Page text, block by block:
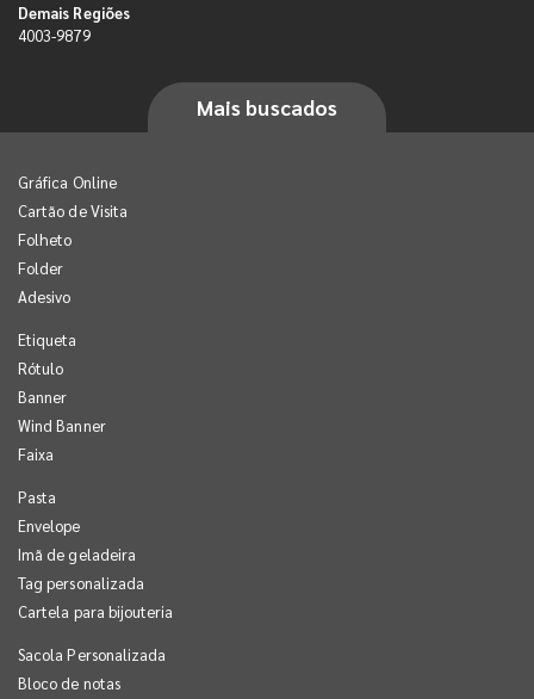
Demais Regiões
4003-9879
Mais buscados
Gráfica Online
Cartão de Visita
Folheto
Folder
Adesivo
Etiqueta
Rótulo
Banner
Wind Banner
Faixa
Pasta
Envelope
Imã de geladeira
Tag personalizada
Cartela para bijouteria
Sacola Personalizada
Bloco de notas